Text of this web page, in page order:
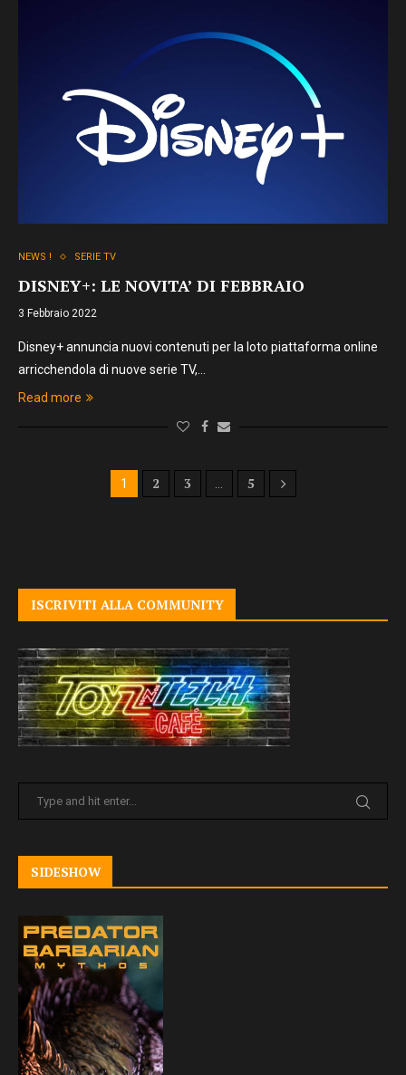
NEWS ! SERIE TV
DISNEY+: LE NOVITA’ DI FEBBRAIO
3 Febbraio 2022
Disney+ annuncia nuovi contenuti per la loto piattaforma online
arricchendola di nuove serie TV,…
Read more
1 2 3 5
ISCRIVITI ALLA COMMUNITY
SIDESHOW